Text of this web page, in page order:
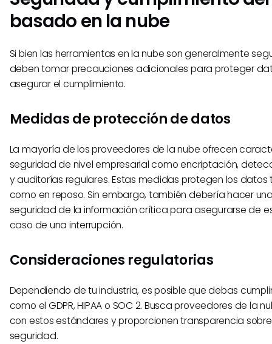
basado en la nube
Si bien las herramientas en la nube son generalmente
deben tomar precauciones adicionales para proteger
asegurar el cumplimiento.
Medidas de protección de datos
La mayoría de los proveedores de la nube ofrecen
seguridad de nivel empresarial como encriptación,
y auditorías regulares. Estas medidas protegen los
como en reposo. Sin embargo, también debería hacer
seguridad de la información crítica para asegurarse de
caso de una interrupción.
Consideraciones regulatorias
Dependiendo de tu industria, es posible que debas
como el GDPR, HIPAA o SOC 2. Busca proveedores de la
con estos estándares y proporcionen transparencia
seguridad.